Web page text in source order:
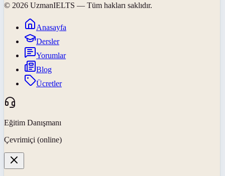
© 2026 UzmanIELTS — Tüm hakları saklıdır.
Anasayfa
Dersler
Yorumlar
Blog
Ücretler
Eğitim Danışmanı
Çevrimiçi (online)